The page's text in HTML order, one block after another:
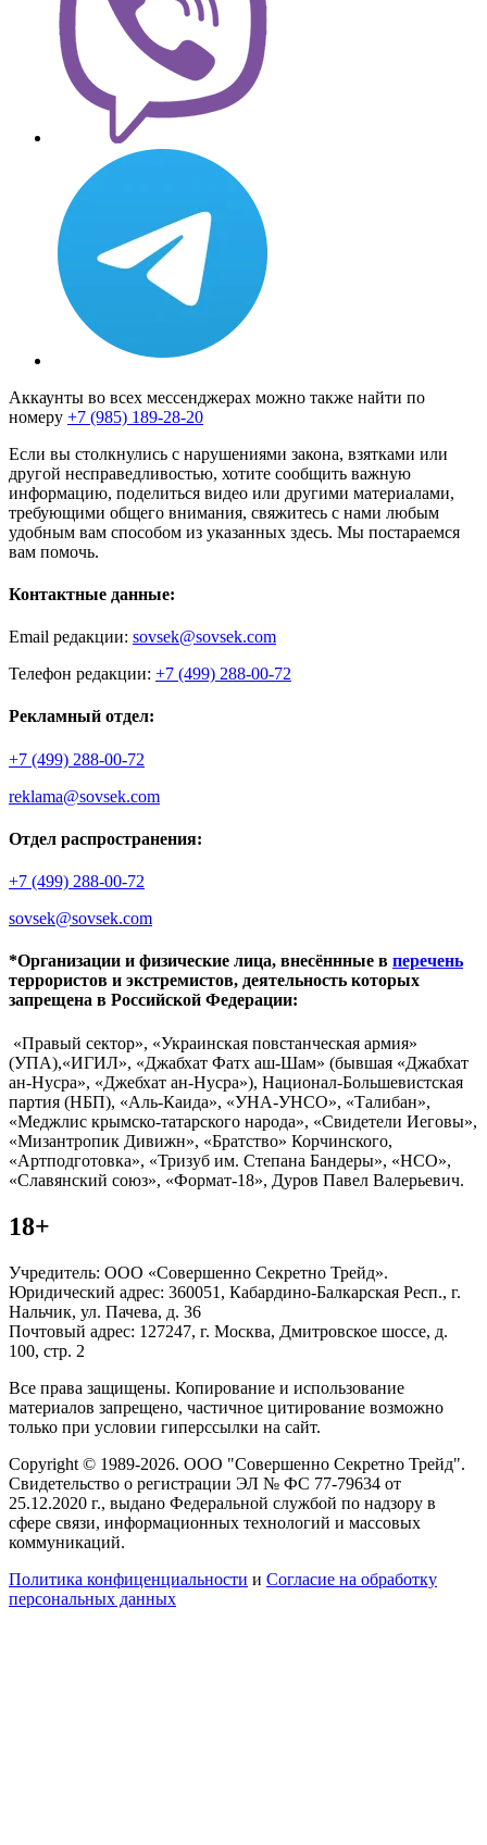
Аккаунты во всех мессенджерах можно также найти по
номеру +7 (985) 189-28-20
Если вы столкнулись с нарушениями закона, взятками или
другой несправедливостью, хотите сообщить важную
информацию, поделиться видео или другими материалами,
требующими общего внимания, свяжитесь с нами любым
удобным вам способом из указанных здесь. Мы постараемся
вам помочь.
Контактные данные:
Email редакции: sovsek@sovsek.com
Телефон редакции: +7 (499) 288-00-72
Рекламный отдел:
+7 (499) 288-00-72
reklama@sovsek.com
Отдел распространения:
+7 (499) 288-00-72
sovsek@sovsek.com
*Организации и физические лица, внесённные в перечень
террористов и экстремистов, деятельность которых
запрещена в Российской Федерации:
«Правый сектор», «Украинская повстанческая армия»
(УПА),«ИГИЛ», «Джабхат Фатх аш-Шам» (бывшая «Джабхат
ан-Нусра», «Джебхат ан-Нусра»), Национал-Большевистская
партия (НБП), «Аль-Каида», «УНА-УНСО», «Талибан»,
«Меджлис крымско-татарского народа», «Свидетели Иеговы»,
«Мизантропик Дивижн», «Братство» Корчинского,
«Артподготовка», «Тризуб им. Степана Бандеры», «НСО»,
«Славянский союз», «Формат-18», Дуров Павел Валерьевич.
18+
Учредитель: ООО «Совершенно Секретно Трейд».
Юридический адрес: 360051, Кабардино-Балкарская Респ., г.
Нальчик, ул. Пачева, д. 36
Почтовый адрес: 127247, г. Москва, Дмитровское шоссе, д.
100, стр. 2
Все права защищены. Копирование и использование
материалов запрещено, частичное цитирование возможно
только при условии гиперссылки на сайт.
Copyright © 1989-2026. ООО "Совершенно Секретно Трейд".
Свидетельство о регистрации ЭЛ № ФС 77-79634 от
25.12.2020 г., выдано Федеральной службой по надзору в
сфере связи, информационных технологий и массовых
коммуникаций.
Политика конфиценциальности и Согласие на обработку
персональных данных